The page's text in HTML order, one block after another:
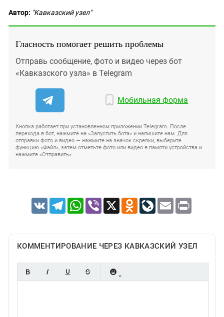
Автор: "Кавказский узел"
Гласность помогает решить проблемы
Отправь сообщение, фото и видео через бот
«Кавказского узла» в Telegram
Мобильная форма
Кнопка работает при установленном приложении Telegram. После
перехода в бот, нажмите на «Запустить бота» и напишите нам. Для
отправки фото и видео — нажмите на значок скрепки, выберите
функцию «Файл», затем отметьте фото или видео в памяти устройства и
нажмите «Отправить».
VK TelegramWhatsApp
Viber X Odnoklassniki
LiveJournal
Email Print
КОММЕНТИРОВАНИЕ ЧЕРЕЗ КАВКАЗСКИЙ УЗЕЛ